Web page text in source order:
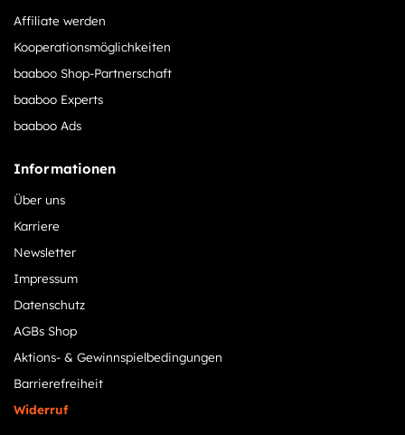
Affiliate werden
Kooperationsmöglichkeiten
baaboo Shop-Partnerschaft
baaboo Experts
baaboo Ads
Informationen
Über uns
Karriere
Newsletter
Impressum
Datenschutz
AGBs Shop
Aktions- & Gewinnspielbedingungen
Barrierefreiheit
Widerruf